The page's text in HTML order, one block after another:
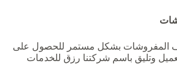
المفروشات بشكل مستمر للحصول على
وتليق باسم شركتنا رزق للخدمات